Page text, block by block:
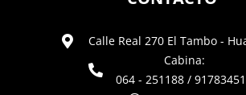
Calle Real 270 El Tambo -
Cabina:
064 - 251188 /